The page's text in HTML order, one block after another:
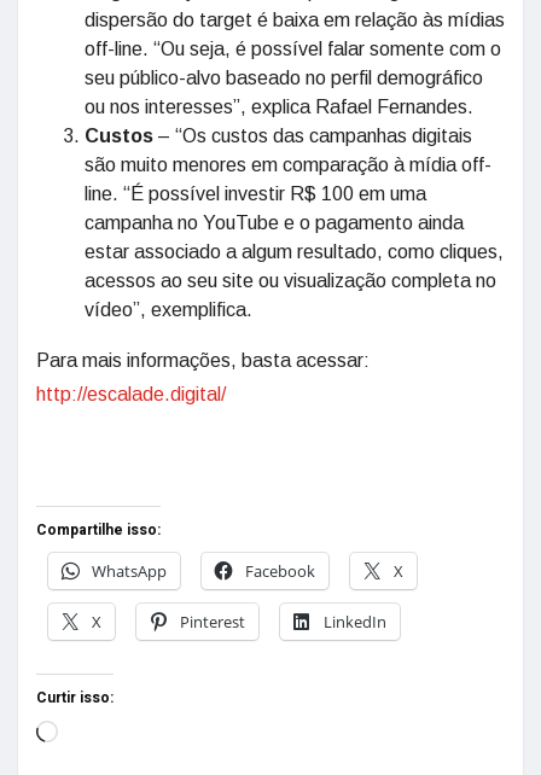
dispersão do target é baixa em relação às mídias
off-line. “Ou seja, é possível falar somente com o
seu público-alvo baseado no perfil demográfico
ou nos interesses”, explica Rafael Fernandes.
Custos – “Os custos das campanhas digitais
são muito menores em comparação à mídia off-
line. “É possível investir R$ 100 em uma
campanha no YouTube e o pagamento ainda
estar associado a algum resultado, como cliques,
acessos ao seu site ou visualização completa no
vídeo”, exemplifica.
Para mais informações, basta acessar:
http://escalade.digital/
Compartilhe isso:
WhatsApp
Facebook X
X Pinterest LinkedIn
Curtir isso: